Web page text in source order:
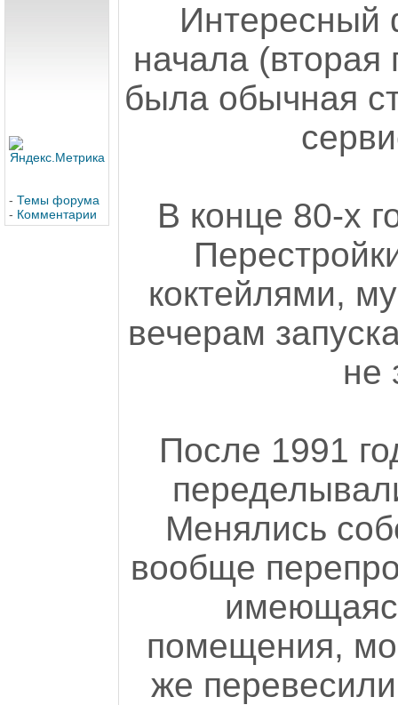
- Темы форума
- Комментарии
Интересный
начала (вторая
была обычная
В конце 80-х
коктейлями,
вечерам
не
После 1991
Менялись
вообще
помещения,
же